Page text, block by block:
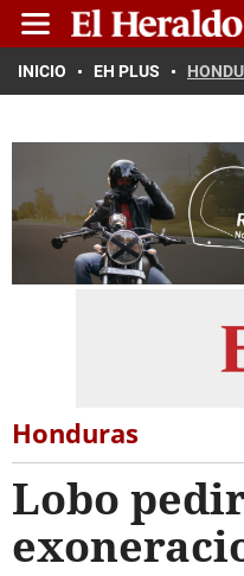
INICIO EH PLUS
Honduras
Lobo